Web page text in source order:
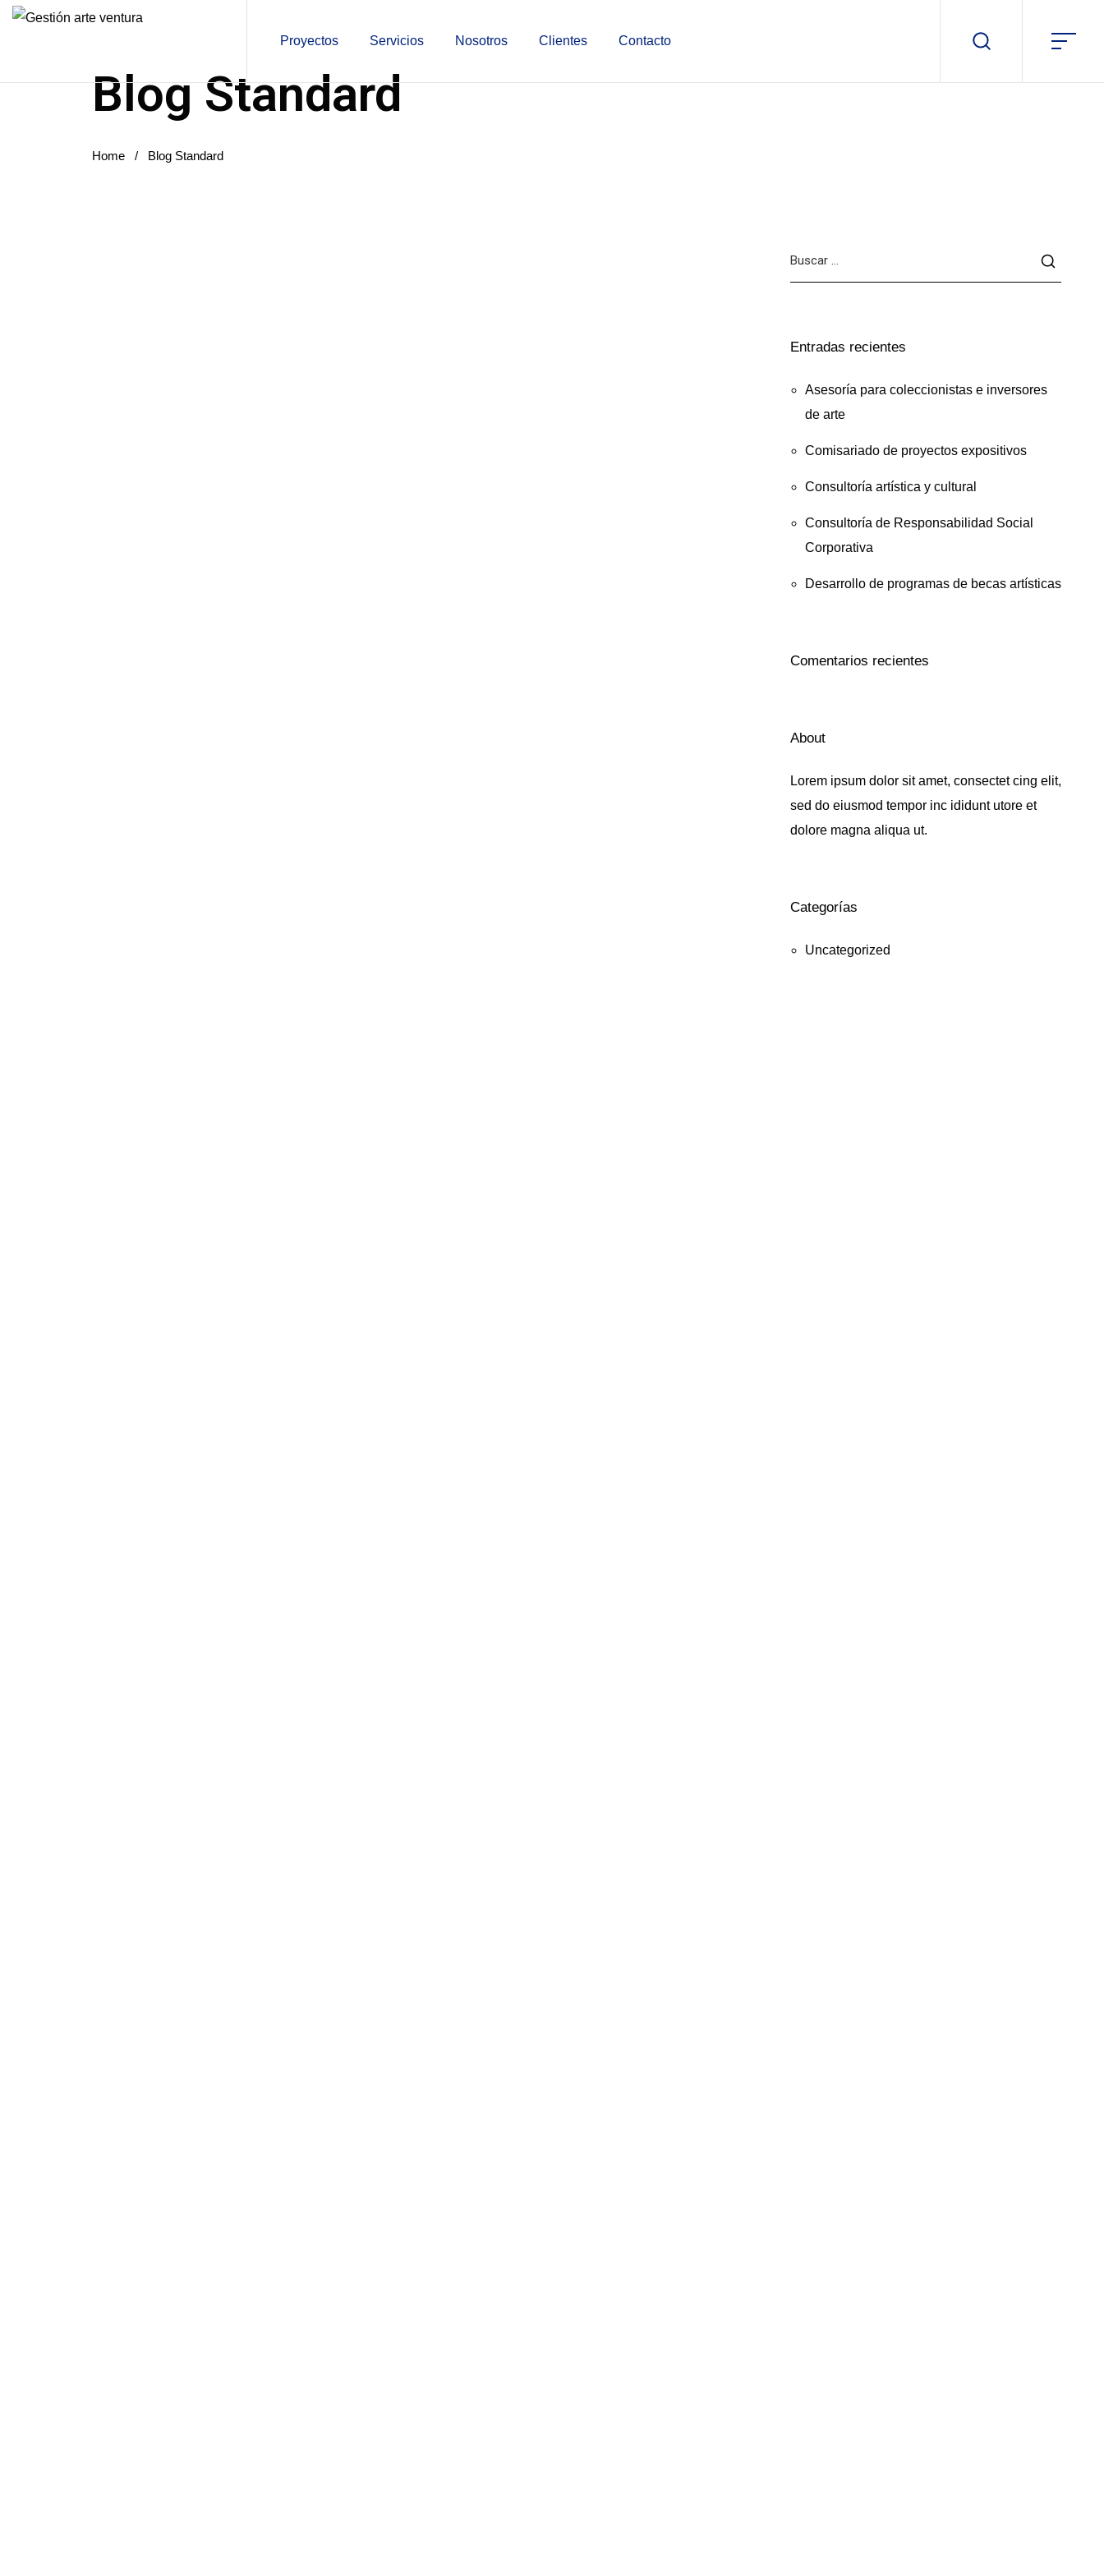
Proyectos Servicios Nosotros Clientes Contacto
Blog Standard
Home / Blog Standard
Entradas recientes
Asesoría para coleccionistas e inversores
de arte
Comisariado de proyectos expositivos
Consultoría artística y cultural
Consultoría de Responsabilidad Social
Corporativa
Desarrollo de programas de becas artísticas
Comentarios recientes
About
Lorem ipsum dolor sit amet, consectet cing elit,
sed do eiusmod tempor inc ididunt utore et
dolore magna aliqua ut.
Categorías
Uncategorized